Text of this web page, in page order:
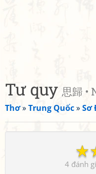
Tư quy 思歸 •
Thơ»Trung Quốc»Sơ
☆
4